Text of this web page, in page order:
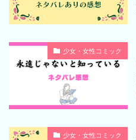
少女・女性コミック
少女・女性コミック